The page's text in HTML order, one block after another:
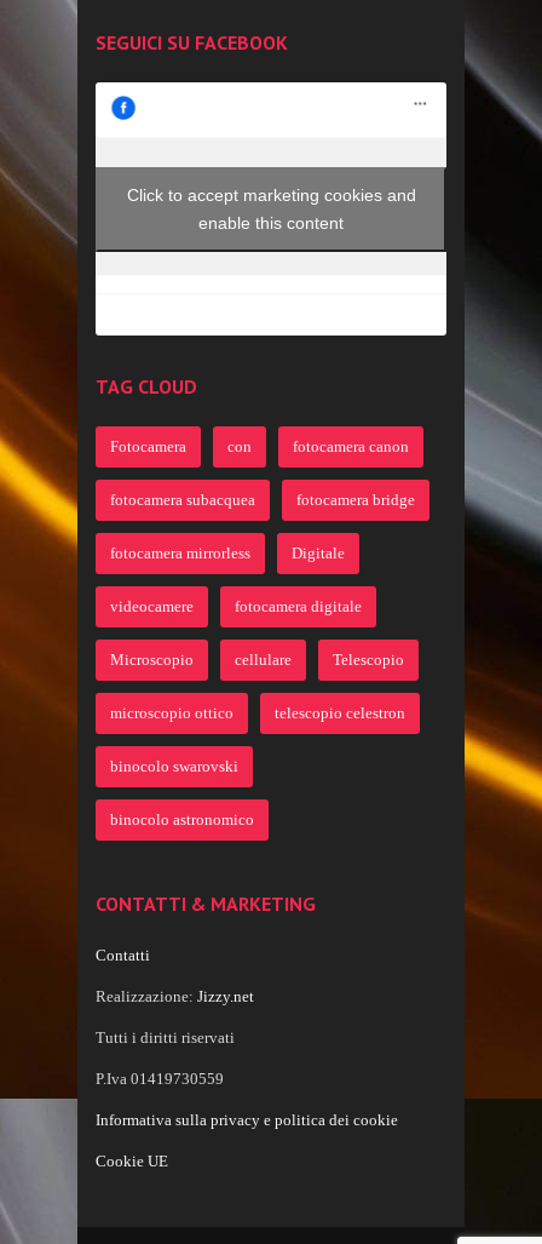
SEGUICI SU FACEBOOK
Click to accept marketing cookies and
enable this content
TAG CLOUD
Fotocamera con fotocamera canon
fotocamera subacquea fotocamera bridge
fotocamera mirrorless Digitale
videocamere fotocamera digitale
Microscopio cellulare Telescopio
microscopio ottico telescopio celestron
binocolo swarovski
binocolo astronomico
CONTATTI & MARKETING
Contatti
Realizzazione: Jizzy.net
Tutti i diritti riservati
P.Iva 01419730559
Informativa sulla privacy e politica dei cookie
Cookie UE